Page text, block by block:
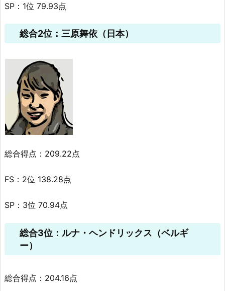
SP：1位 79.93点
総合2位：三原舞依（日本）
総合得点：209.22点
FS：2位 138.28点
SP：3位 70.94点
総合3位：ルナ・ヘンドリックス（ベルギ
ー）
総合得点：204.16点